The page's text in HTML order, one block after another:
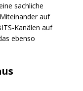
sachliche
auf
Kanälen auf
ebenso